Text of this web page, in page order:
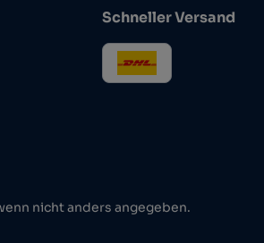
Schneller Versand
nicht anders angegeben.